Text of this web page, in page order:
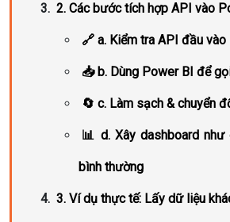
2. Các bước tích hợp API vào
🔗 a. Kiểm tra API đầu vào
📥 b. Dùng Power BI để
🔄 c. Làm sạch & chuyển
📊 d. Xây dashboard như
bình thường
3. Ví dụ thực tế: Lấy dữ liệu